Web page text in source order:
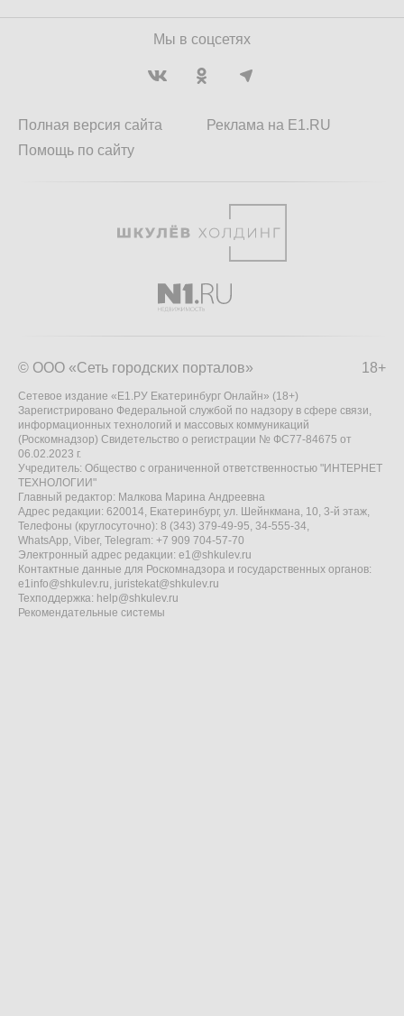
Мы в соцсетях
Полная версия сайта
Помощь по сайту
Реклама на E1.RU
18+
© ООО «Сеть городских порталов»
Сетевое издание «Е1.РУ Екатеринбург Онлайн» (18+)
Зарегистрировано Федеральной службой по надзору в сфере связи,
информационных технологий и массовых коммуникаций
(Роскомнадзор) Свидетельство о регистрации № ФС77-84675 от
06.02.2023 г.
Учредитель: Общество с ограниченной ответственностью "ИНТЕРНЕТ
ТЕХНОЛОГИИ"
Главный редактор: Малкова Марина Андреевна
Адрес редакции: 620014, Екатеринбург, ул. Шейнкмана, 10, 3-й этаж,
Телефоны (круглосуточно): 8 (343) 379-49-95, 34-555-34,
WhatsApp, Viber, Telegram: +7 909 704-57-70
Электронный адрес редакции: e1@shkulev.ru
Контактные данные для Роскомнадзора и государственных органов:
e1info@shkulev.ru, juristekat@shkulev.ru
Техподдержка: help@shkulev.ru
Рекомендательные системы